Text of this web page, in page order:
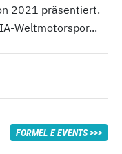
2021 präsentiert.
Weltmotorspor...
FORMEL E EVENTS